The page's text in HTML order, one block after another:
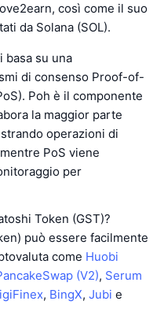
così come il suo
da Solana (SOL).
basa su una
di consenso Proof-of-
Poh è il componente
la maggior parte
operazioni di
PoS viene
per
Token (GST)?
può essere facilmente
come Huobi
(V2), Serum
, BingX, Jubi e